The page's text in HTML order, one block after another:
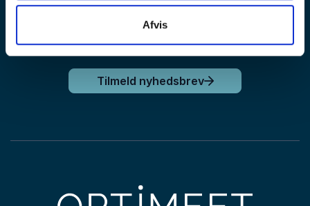
Afvis
Tilmeld nyhedsbrev